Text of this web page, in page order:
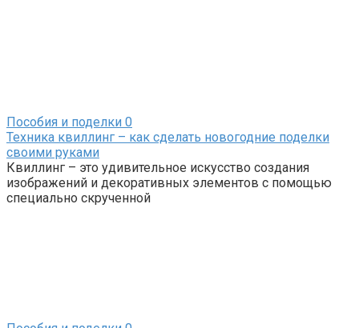
Пособия и поделки 0
Техника квиллинг – как сделать новогодние поделки
своими руками
Квиллинг – это удивительное искусство создания
изображений и декоративных элементов с помощью
специально скрученной